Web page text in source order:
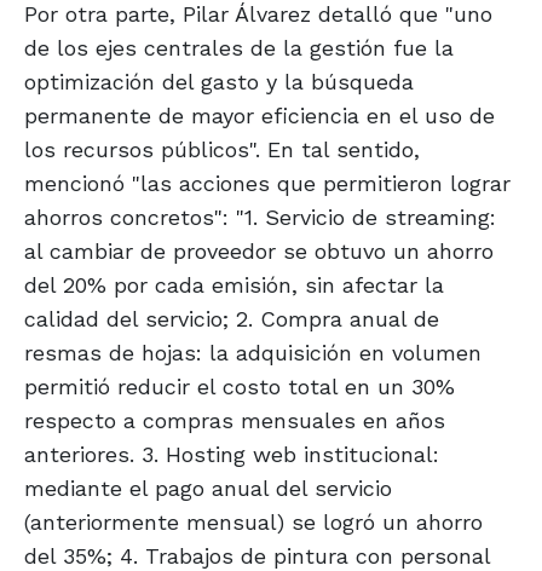
Por otra parte, Pilar Álvarez detalló que "uno
de los ejes centrales de la gestión fue la
optimización del gasto y la búsqueda
permanente de mayor eficiencia en el uso de
los recursos públicos". En tal sentido,
mencionó "las acciones que permitieron lograr
ahorros concretos": "1. Servicio de streaming:
al cambiar de proveedor se obtuvo un ahorro
del 20% por cada emisión, sin afectar la
calidad del servicio; 2. Compra anual de
resmas de hojas: la adquisición en volumen
permitió reducir el costo total en un 30%
respecto a compras mensuales en años
anteriores. 3. Hosting web institucional:
mediante el pago anual del servicio
(anteriormente mensual) se logró un ahorro
del 35%; 4. Trabajos de pintura con personal